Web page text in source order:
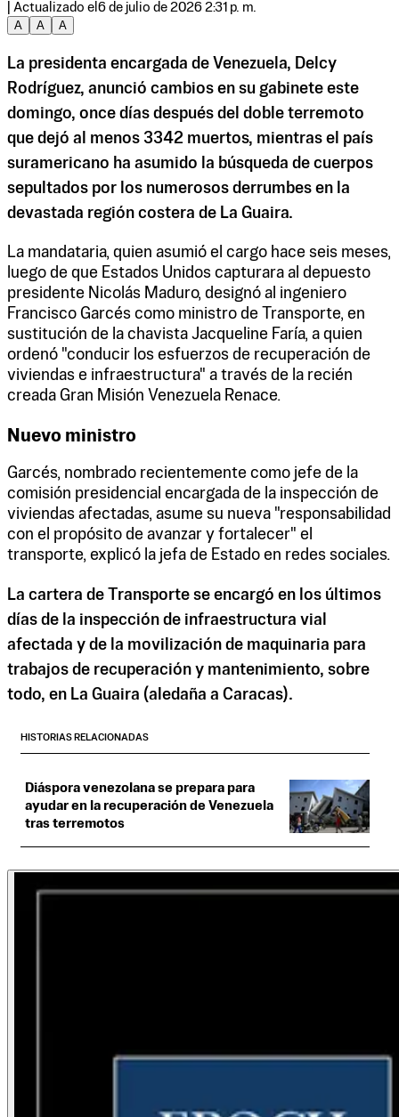
| Actualizado el 6 de julio de 2026 2:31 p. m.
A
A A
La presidenta encargada de Venezuela, Delcy
Rodríguez, anunció cambios en su gabinete este
domingo, once días después del doble terremoto
que dejó al menos 3342 muertos, mientras el país
suramericano ha asumido la búsqueda de cuerpos
sepultados por los numerosos derrumbes en la
devastada región costera de La Guaira.
La mandataria, quien asumió el cargo hace seis meses,
luego de que Estados Unidos capturara al depuesto
presidente Nicolás Maduro, designó al ingeniero
Francisco Garcés como ministro de Transporte, en
sustitución de la chavista Jacqueline Faría, a quien
ordenó "conducir los esfuerzos de recuperación de
viviendas e infraestructura" a través de la recién
creada Gran Misión Venezuela Renace.
Nuevo ministro
Garcés, nombrado recientemente como jefe de la
comisión presidencial encargada de la inspección de
viviendas afectadas, asume su nueva "responsabilidad
con el propósito de avanzar y fortalecer" el
transporte, explicó la jefa de Estado en redes sociales.
La cartera de Transporte se encargó en los últimos
días de la inspección de infraestructura vial
afectada y de la movilización de maquinaria para
trabajos de recuperación y mantenimiento, sobre
todo, en La Guaira (aledaña a Caracas).
HISTORIAS RELACIONADAS
Diáspora venezolana se prepara para
ayudar en la recuperación de Venezuela
tras terremotos